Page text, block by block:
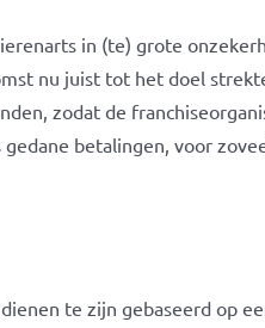
in (te) grote
nu juist tot het doel
zodat de
betalingen, voor
te zijn gebaseerd op